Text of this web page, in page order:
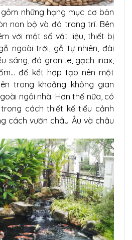
những hạng mục cơ bản
non bộ và đá trang trí. Bên
với một số vật liệu, thiết bị
ngoài trời, gỗ tự nhiên, đài
sáng, đá granite, gạch inax,
để kết hợp tạo nên một
trong khoảng không gian
ngôi nhà. Hơn thế nữa, có
cách thiết kế tiểu cảnh
cách vườn châu Âu và châu